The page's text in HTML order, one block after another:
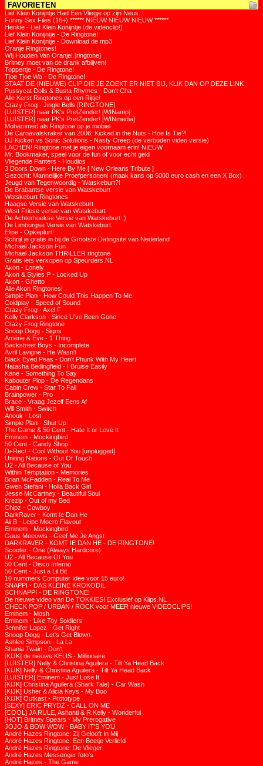
FAVORIETEN
Lief Klein Konijntje Had Een Vliegje op zijn Neus..!
Funny Sex Files (16+) ****** NIEUW NIEUW NIEUW ******
Henkie - Lief Klein Konijntje (de videoclip!)
Lief Klein Konijntje - De Ringtone!
Lief Klein Konijntje - Download de mp3
Oranje Ringtones!
WIj Houden Van Oranje! [ringtone]
Britney moet van de drank afblijven!
Toppertje - De Ringtone!
Tjoe Tjoe Wa - De Ringtone!
STAAT DE (NIEUWE) CLIP DIE JE ZOEKT ER NIET BIJ, KLIK DAN OP DEZE LINK
Pussycat Dolls & Busta Rhymes - Don't Cha
Alle Kerst Ringtones op een Rijtje!
Crazy Frog - Jingle Bells [RINGTONE]
[LUISTER] naar PK's PretZender! [WINamp]
[LUISTER] naar PK's PretZender! [WINmedia]
Mohammed als Ringtone op je mobiel
Dé Carnavalskraker van 2006: Kicked in the Nuts - Hoe Is Tie?!
DJ Kicken vs Sonic Solutions - Nasty Creep (de verboden video versie)
LACHEN! Ringtone met je eigen voornaam erin! NIEUW
Mr. Bookmaker, speel voor de fun of voor echt geld
Vliegende Panters - Houdios
3 Doors Down - Here By Me [ New Orleans Tribute ]
Gezocht: Mannelijke Proefpersonen! (maak kans op 5000 euro cash en een X Box)
Jeugd van Tegenwoordig - Watskeburt?!
De Brabantse versie van Watskeburt
Watskeburt Ringtones
Haagse Versie van Watskeburt
West Friese versie van Watskeburt
De Achterhoekse Versie van Watskeburt :)
De Limburgse Versie van Watskeburt
Eline - Opkeplurt!
Schrijf je gratis in bij de Grootste Datingsite van Nederland
Michael Jackson Fun
Michael Jackson THRILLER ringtone
Gratis iets verkopen op Speurders.NL
Akon - Lonely
Akon & Styles P - Locked Up
Akon - Ghetto
Alle Akon Ringtones!
Simple Plan - How Could This Happen To Me
Coldplay - Speed of Sound
Crazy Frog - Axel F
Kelly Clarkson - Since U've Been Gone
Crazy Frog Ringtone
Snoop Dogg - Signs
Amérie & Eve - 1 Thing
Backstreet Boys - Incomplete
Avril Lavigne - He Wasn't
Black Eyed Peas - Don't Phunk With My Heart
Natasha Bedingfield - I Bruise Easily
Kane - Something To Say
Kabouter Plop - De Regendans
Cabin Crew - Star To Fall
Brainpower - Pro
Brace - Vraag Jezelf Eens Af
Will Smith - Switch
Anouk - Lost
Simple Plan - Shut Up
The Game & 50 Cent - Hate It or Love It
Eminem - Mockingbird
50 Cent - Candy Shop
Di-Rect - Cool Without You [unplugged]
Uniting Nations - Out Of Touch
U2 - All Because of You
Within Temptation - Memories
Brian McFadden - Real To Me
Gwen Stefani - Holla Back Girl
Jesse McCartney - Beautiful Soul
Krezip - Out of my Bed
Chipz - Cowboy
DarkRaver - Komt Ie Dan He
Ali B - Leipe Mocro Flavour
Eminem - Mockingbird
Guus Meeuwis - Geef Me Je Angst
DARKRAVER - KOMT IE DAN HE - DE RINGTONE!
Scooter - One (Always Hardcore)
U2 - All Because Of You
50 Cent - Disco Inferno
50 Cent - Just a Lil Bit
10 nummers Computer Idee voor 15 euro!
SNAPPI - DAS KLEINE KROKODIL
SCHNAPPI - DE RINGTONE!
De nieuwe video van De TOKKIES! Exclusief op Klips.NL
CHECK POP / URBAN / ROCK voor MEER nieuwe VIDEOCLIPS!
Eminem - Mosh
Eminem - Like Toy Soldiers
Jennifer Lopez - Get Right
Snoop Dogg - Let's Get Blown
Ashlee Simpson - La La
Shania Twain - Don't
[KIJK] de nieuwe KELIS - Millionaire
[LUISTER] Nelly & Christina Aguilera - Tilt Ya Head Back
[KIJK] Nelly & Christina Aguilera - Tilt Ya Head Back
[LUISTER] Eminem - Just Lose It
[KIJK] Christina Aguilera (Shark Tale) - Car Wash
[KIJK] Usher & Alicia Keys - My Boo
[KIJK] Outkast - Prototype
[SEXY] ERIC PRYDZ - CALL ON ME
[COOL] JA RULE, Ashanti & R.Kelly - Wonderful
[HOT] Britney Spears - My Prerogative
JOJO & BOW WOW - BABY IT'S YOU
André Hazes Ringtone: Zij Gelooft In Mij
André Hazes Ringtone: Een Beetje Verliefd
André Hazes Ringtone: De Vlieger
André Hazes Messenger foto's
André Hazes - The Game